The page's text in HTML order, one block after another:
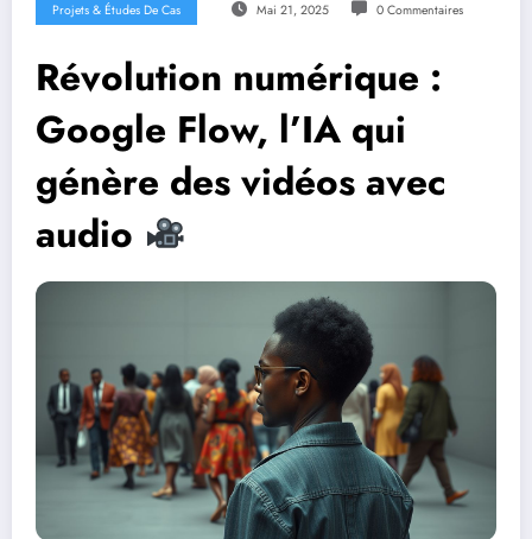
Projets & Études De Cas Mai 21, 2025 0 Commentaires
Révolution numérique :
Google Flow, l’IA qui
génère des vidéos avec
audio